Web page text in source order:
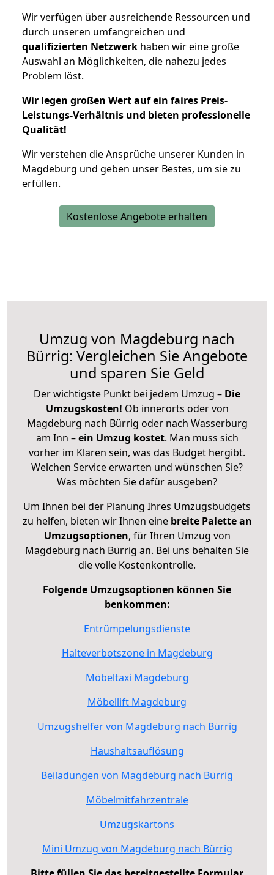
Wir verfügen über ausreichende Ressourcen und
durch unseren umfangreichen und
qualifizierten Netzwerk haben wir eine große
Auswahl an Möglichkeiten, die nahezu jedes
Problem löst.
Wir legen großen Wert auf ein faires Preis-
Leistungs-Verhältnis und bieten professionelle
Qualität!
Wir verstehen die Ansprüche unserer Kunden in
Magdeburg und geben unser Bestes, um sie zu
erfüllen.
Kostenlose Angebote erhalten
Umzug von Magdeburg nach
Bürrig: Vergleichen Sie Angebote
und sparen Sie Geld
Der wichtigste Punkt bei jedem Umzug – Die
Umzugskosten! Ob innerorts oder von
Magdeburg nach Bürrig oder nach Wasserburg
am Inn –ein Umzug kostet. Man muss sich
vorher im Klaren sein, was das Budget hergibt.
Welchen Service erwarten und wünschen Sie?
Was möchten Sie dafür ausgeben?
Um Ihnen bei der Planung Ihres Umzugsbudgets
zu helfen, bieten wir Ihnen eine breite Palette an
Umzugsoptionen, für Ihren Umzug von
Magdeburg nach Bürrig an. Bei uns behalten Sie
die volle Kostenkontrolle.
Folgende Umzugsoptionen können Sie
benkommen:
Entrümpelungsdienste
Halteverbotszone in Magdeburg
Möbeltaxi Magdeburg
Möbellift Magdeburg
Umzugshelfer von Magdeburg nach Bürrig
Haushaltsauflösung
Beiladungen von Magdeburg nach Bürrig
Möbelmitfahrzentrale
Umzugskartons
Mini Umzug von Magdeburg nach Bürrig